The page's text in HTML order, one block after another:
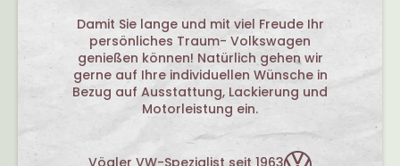
Damit Sie lange und mit viel Freude Ihr
persönliches Traum- Volkswagen
genießen können! Natürlich gehen wir
gerne auf Ihre individuellen Wünsche in
Bezug auf Ausstattung, Lackierung und
Motorleistung ein.
Vögler VW-Spezialist seit 1963